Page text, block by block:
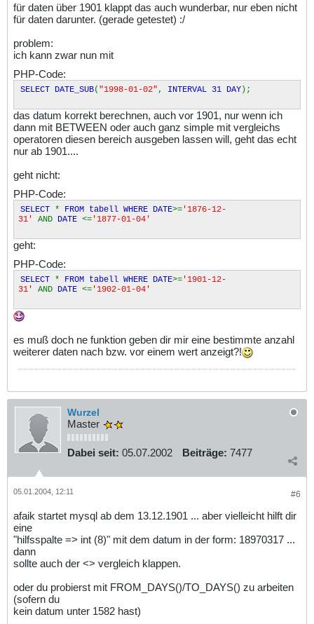
für daten über 1901 klappt das auch wunderbar, nur eben nicht
für daten darunter. (gerade getestet) :/
problem:
ich kann zwar nun mit
PHP-Code:
SELECT DATE_SUB( "1998-01-02" , INTERVAL 31 DAY);
das datum korrekt berechnen, auch vor 1901, nur wenn ich
dann mit BETWEEN oder auch ganz simple mit vergleichs
operatoren diesen bereich ausgeben lassen will, geht das echt
nur ab 1901....
geht nicht:
PHP-Code:
SELECT * FROM tabell WHERE DATE>= '1876-12-
31' AND DATE <= '1877-01-04'
geht:
PHP-Code:
SELECT * FROM tabell WHERE DATE>= '1901-12-
31' AND DATE <= '1902-01-04'
es muß doch ne funktion geben dir mir eine bestimmte anzahl
weiterer daten nach bzw. vor einem wert anzeigt?!
Wurzel
Master
Dabei seit: 05.07.2002 Beiträge: 7477
#6
05.01.2004, 12:11
afaik startet mysql ab dem 13.12.1901 ... aber vielleicht hilft dir
eine
"hilfsspalte => int (8)" mit dem datum in der form: 18970317 ...
dann
sollte auch der <> vergleich klappen.
oder du probierst mit FROM_DAYS()/TO_DAYS() zu arbeiten
(sofern du
kein datum unter 1582 hast)